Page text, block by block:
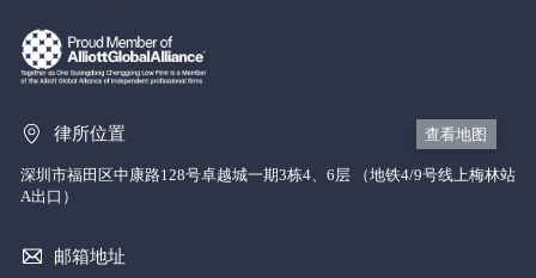
律所位置 查看地图
深圳市福田区中康路128号卓越城一期3栋4、6层 （地铁4/9号线上梅林站
A出口）
邮箱地址